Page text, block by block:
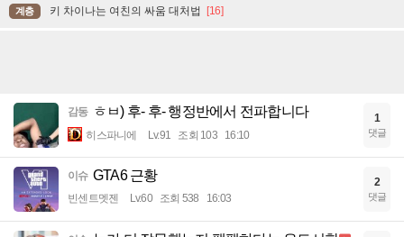
계층 키 차이나는 여친의 싸움 대처법 [16]
감동 ㅎㅂ) 후- 후- 행정반에서 전파합니다
히스파니에 Lv.91 조회 103 16:10
1
댓글
이슈 GTA6 근황
빈센트멧젠 Lv.60 조회 538 16:03
2
댓글